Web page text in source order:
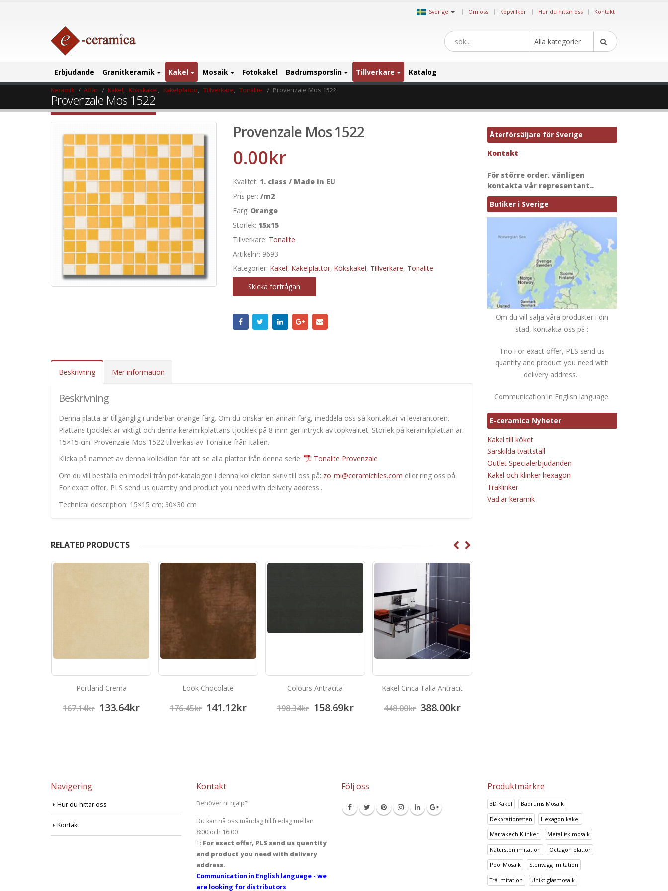
Sverige | Om oss Köpvillkor Hur du hittar oss Kontakt
Alla kategorier
Erbjudande Granitkeramik Kakel Mosaik Fotokakel Badrumsporslin Tillverkare Katalog
Keramik Affär Kakel, Kökskakel, Kakelplattor, Tillverkare, Tonalite Provenzale Mos 1522
Provenzale Mos 1522
Provenzale Mos 1522
0.00kr
Kvalitet: 1. class / Made in EU
Pris per: /m2
Farg: Orange
Storlek: 15x15
Tillverkare: Tonalite
Artikelnr: 9693
Kategorier: Kakel, Kakelplattor, Kökskakel, Tillverkare, Tonalite
Skicka förfrågan
Beskrivning Mer information
Beskrivning
Denna platta är tillgänglig i underbar orange färg. Om du önskar en annan färg, meddela oss så kontaktar vi leverantören.
Plattans tjocklek är viktigt och denna keramikplattans tjocklek på 8 mm ger intryck av topkvalitet. Storlek på keramikplattan är:
15×15 cm. Provenzale Mos 1522 tillverkas av Tonalite från Italien.
Klicka på namnet av denna kollektion för att se alla plattor från denna serie:
Tonalite Provenzale
Om du vill beställa en modell från pdf-katalogen i denna kollektion skriv till oss på: zo_mi@ceramictiles.com eller ring oss på:
For exact offer, PLS send us quantity and product you need with delivery address..
Technical description: 15×15 cm; 30×30 cm
RELATED PRODUCTS
Portland Crema
167.14kr 133.64kr
Look Chocolate
176.45kr 141.12kr
Colours Antracita
198.34kr 158.69kr
Kakel Cinca Talia Antracit
448.00kr 388.00kr
Återförsäljare för Sverige
Kontakt
För större order, vänligen
kontakta vår representant..
Butiker i Sverige
Om du vill sälja våra produkter i din
stad, kontakta oss på :
Tno:For exact offer, PLS send us
quantity and product you need with
delivery address. .
Communication in English language.
E-ceramica Nyheter
Kakel till köket
Särskilda tvättställ
Outlet Specialerbjudanden
Kakel och klinker hexagon
Träklinker
Vad är keramik
Navigering
Hur du hittar oss
Kontakt
Kontakt
Behöver ni hjälp?
Du kan nå oss måndag till fredag mellan
8:00 och 16:00
T: For exact offer, PLS send us quantity
and product you need with delivery
address.
Communication in English language - we
are looking for distributors
Följ oss Produktmärkre
3D Kakel Badrums Mosaik
Dekorationssten Hexagon kakel
Marrakech Klinker Metallisk mosaik
Natursten imitation Octagon plattor
Pool Mosaik Stenvägg imitation
Trä imitation Unikt glasmosaik